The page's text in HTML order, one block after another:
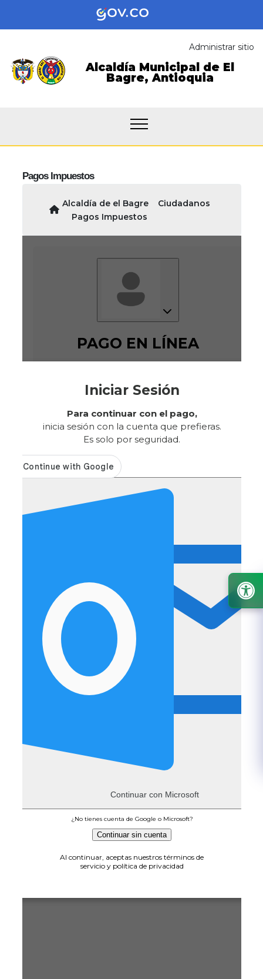
Administrar sitio
Alcaldía Municipal de El
Bagre,Antioquia
Pagos Impuestos
Alcaldía de el Bagre
Ciudadanos
Pagos Impuestos